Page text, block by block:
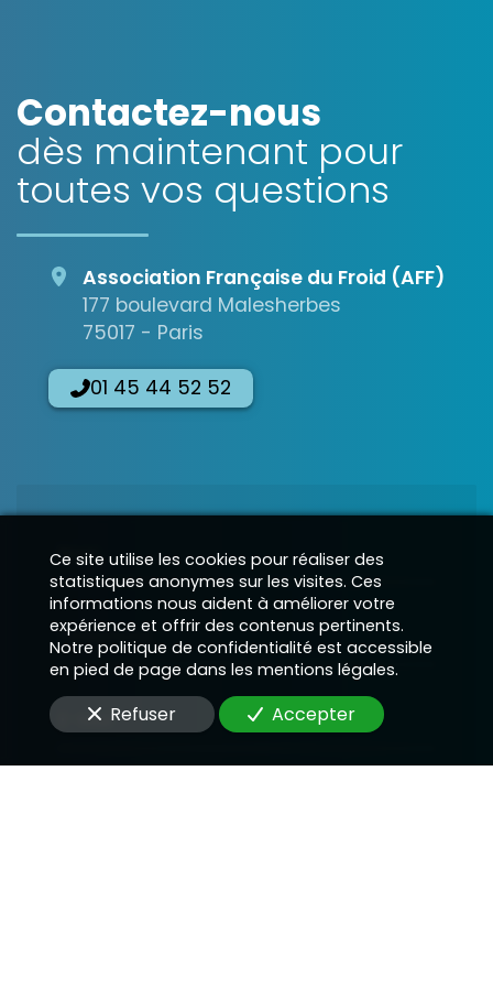
Contactez-nous
dès maintenant pour
toutes vos questions
Nom
Téléphone
E-Mail
Association Française du Froid (AFF)
177 boulevard Malesherbes
75017 - Paris
01 45 44 52 52
Ce site utilise les cookies pour réaliser des
statistiques anonymes sur les visites. Ces
informations nous aident à améliorer votre
expérience et offrir des contenus pertinents.
Notre politique de confidentialité est accessible
en pied de page dans les mentions légales.
Refuser Accepter